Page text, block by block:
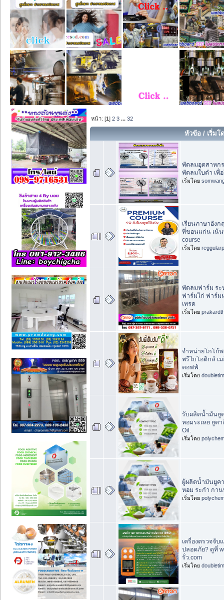
หน้า: [1]2 3 ...32
หัวข้อ / เริ่มโ
พัดลมอุตสาหก
พัดลมใบดำ เพื่
เริ่มโดย
เรียนภาษาอัง
ที่ขอนแก่น เน้น
course
เริ่มโดย
พัดลมฟาร์ม ระ
ฟาร์มไก่ ฟาร์ม
เทรด
เริ่มโดย
จำหน่ายโกโก้
พรีไบโอติกส์ เ
คอฟฟ์.
เริ่มโดย
รับผลิตน้ำมันยู
หอมระเหย ยูค
Oil.
เริ่มโดย
ผู้ผลิตน้ำมันยูค
หอม ระกำ กา
เริ่มโดย
เครื่องตรวจจับ
ปลอดภัย? ดูที่
รั่ว.com
เริ่มโดย